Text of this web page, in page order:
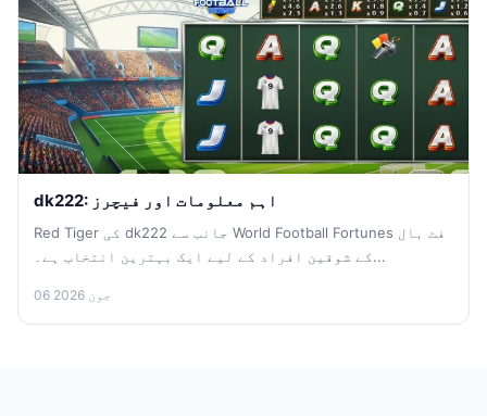
dk222: اہم معلومات اور فیچرز
Red Tiger کی dk222 جانب سے World Football Fortunes فٹ بال
کے شوقین افراد کے لیے ایک بہترین انتخاب ہے۔...
06 جون 2026